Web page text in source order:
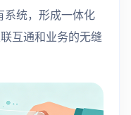
系统，形成一体化
互通和业务的无缝